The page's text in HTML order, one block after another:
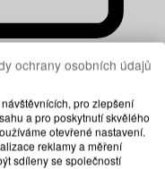
ochrany osobních údajů
pro zlepšení
a pro poskytnutí skvělého
otevřené nastavení.
reklamy a měření
sdíleny se společností